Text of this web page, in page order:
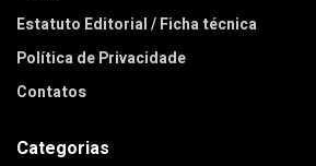
Estatuto Editorial / Ficha técnica
Política de Privacidade
Contatos
Categorias